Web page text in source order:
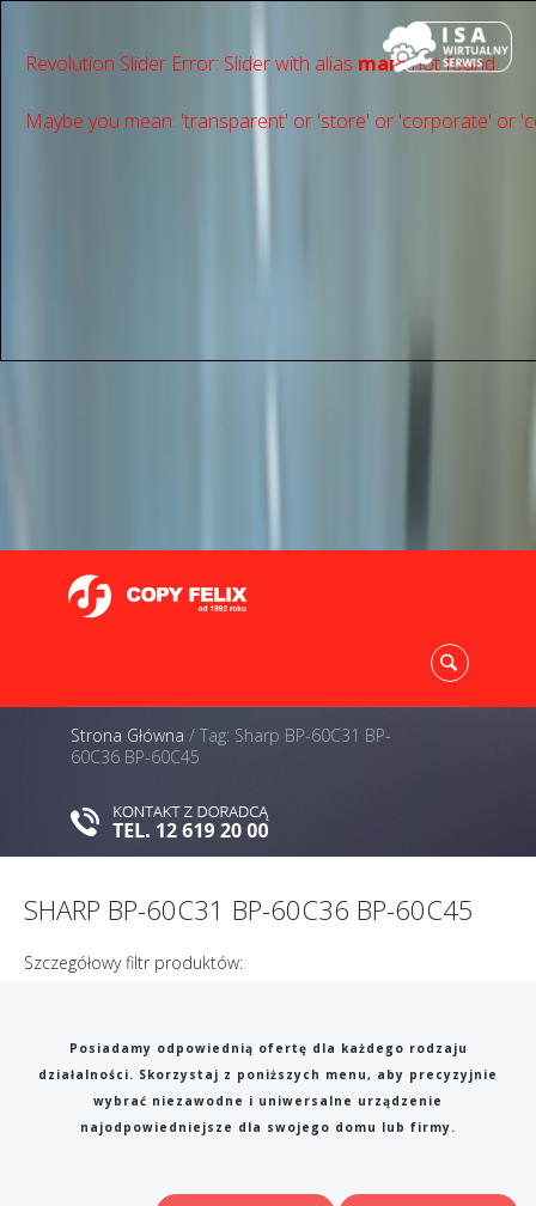
Revolution Slider Error: Slider with alias mainnot found.
Maybe you mean: 'transparent' or 'store' or 'сorporate' or
Strona Główna / Tag: Sharp BP-60C31 BP-
60C36 BP-60C45
SHARP BP-60C31 BP-60C36 BP-60C45
Szczegółowy filtr produktów:
Posiadamy odpowiednią ofertę dla każdego rodzaju
działalności. Skorzystaj z poniższych menu, aby precyzyjnie
wybrać niezawodne i uniwersalne urządzenie
najodpowiedniejsze dla swojego domu lub firmy.